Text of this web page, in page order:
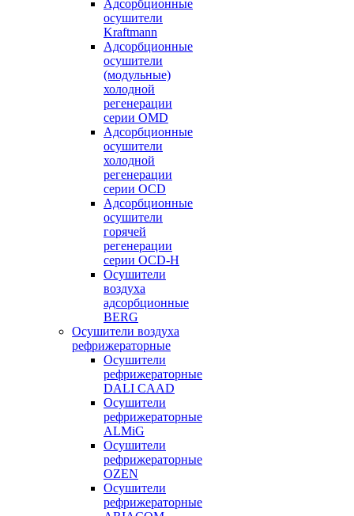
Адсорбционные
осушители
Kraftmann
Адсорбционные
осушители
(модульные)
холодной
регенерации
серии OMD
Адсорбционные
осушители
холодной
регенерации
серии OCD
Адсорбционные
осушители
горячей
регенерации
серии OСD-H
Осушители
воздуха
адсорбционные
BERG
Осушители воздуха
рефрижераторные
Осушители
рефрижераторные
DALI CAAD
Осушители
рефрижераторные
ALMiG
Осушители
рефрижераторные
OZEN
Осушители
рефрижераторные